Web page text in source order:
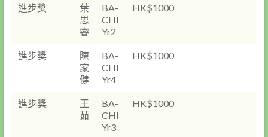
進步獎
葉
思
睿
BA-
CHI
Yr2
HK$1000
進步獎
陳
家
健
BA-
CHI
Yr4
HK$1000
進步獎
王
茹
BA-
CHI
Yr3
HK$1000